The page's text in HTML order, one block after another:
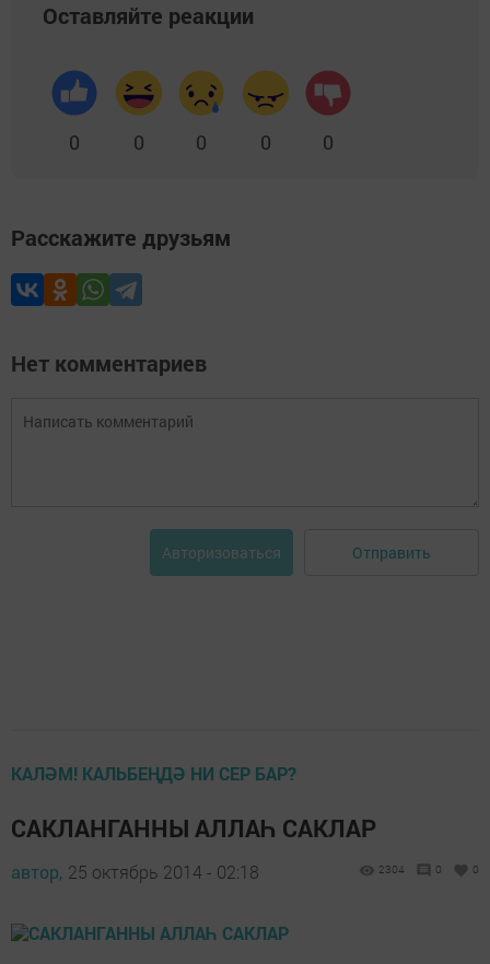
Оставляйте реакции
0 0 0 0 0
Расскажите друзьям
Нет комментариев
Авторизоваться Отправить
КАЛӘМ! КАЛЬБЕҢДӘ НИ СЕР БАР?
САКЛАНГАННЫ АЛЛАҺ САКЛАР
автор, 25 октябрь 2014 - 02:18 2304 0 0